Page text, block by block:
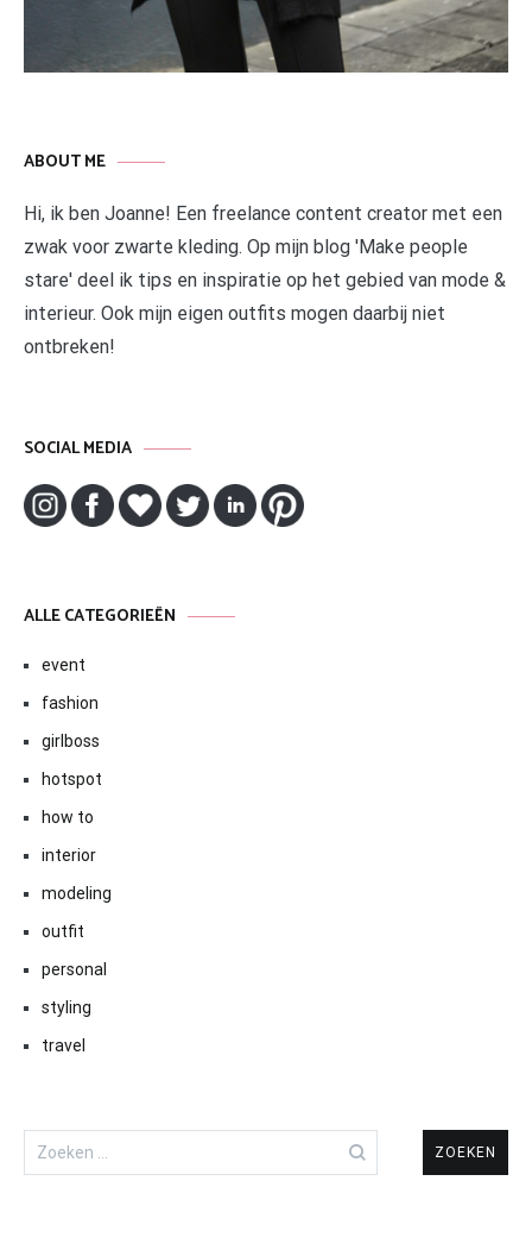
ABOUT ME
Hi, ik ben Joanne! Een freelance content creator met een
zwak voor zwarte kleding. Op mijn blog 'Make people
stare' deel ik tips en inspiratie op het gebied van mode &
interieur. Ook mijn eigen outfits mogen daarbij niet
ontbreken!
SOCIAL MEDIA
ALLE CATEGORIEËN
event
fashion
girlboss
hotspot
how to
interior
modeling
outfit
personal
styling
travel
Zoeken
naar: